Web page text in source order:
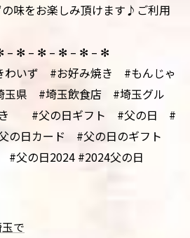
味をお楽しみ頂けます♪ご利用
– ✻ – ✻ – ✻ – ✻ – ✻
わいず #お好み焼き #もんじゃ
県 #埼玉飲食店 #埼玉グル
き #父の日ギフト #父の日 #
の日カード #父の日のギフト
父の日2024 #2024父の日
で